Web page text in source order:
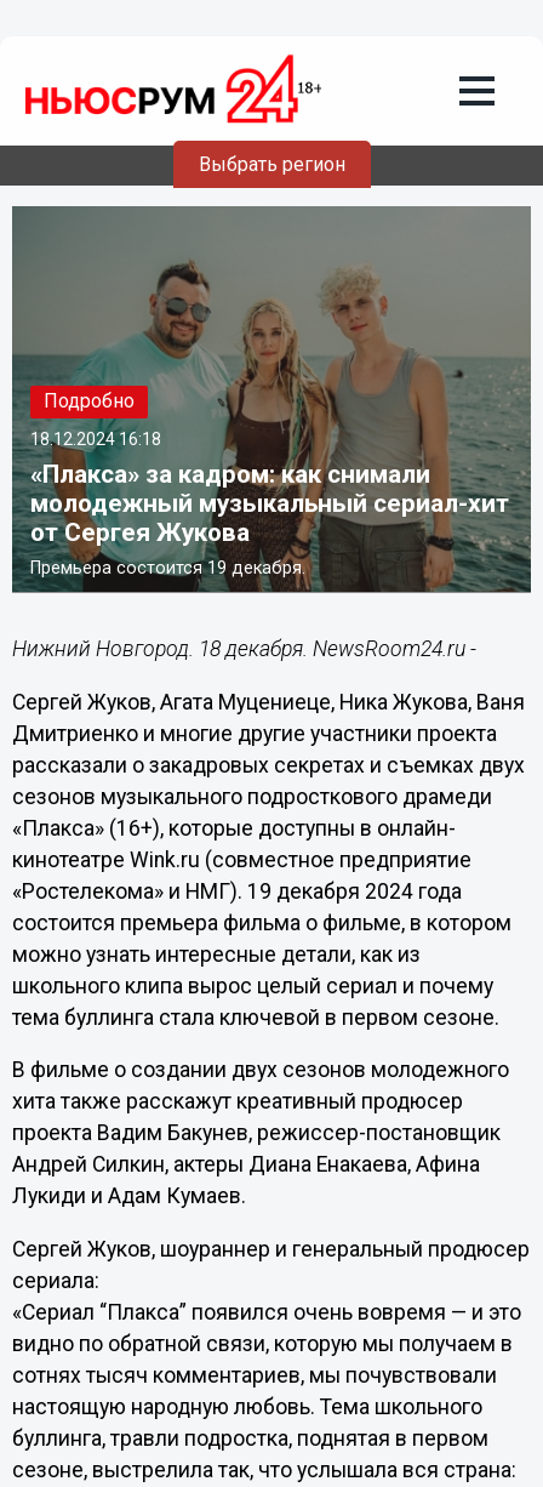
Выбрать регион
Подробно
18.12.2024 16:18
«Плакса» за кадром: как снимали
молодежный музыкальный сериал-хит
от Сергея Жукова
Премьера состоится 19 декабря.
Нижний Новгород. 18 декабря. NewsRoom24.ru -
Сергей Жуков, Агата Муцениеце, Ника Жукова, Ваня
Дмитриенко и многие другие участники проекта
рассказали о закадровых секретах и съемках двух
сезонов музыкального подросткового драмеди
«Плакса» (16+), которые доступны в онлайн-
кинотеатре Wink.ru (совместное предприятие
«Ростелекома» и НМГ). 19 декабря 2024 года
состоится премьера фильма о фильме, в котором
можно узнать интересные детали, как из
школьного клипа вырос целый сериал и почему
тема буллинга стала ключевой в первом сезоне.
В фильме о создании двух сезонов молодежного
хита также расскажут креативный продюсер
проекта Вадим Бакунев, режиссер-постановщик
Андрей Силкин, актеры Диана Енакаева, Афина
Лукиди и Адам Кумаев.
Сергей Жуков, шоураннер и генеральный продюсер
сериала:
«Сериал “Плакса” появился очень вовремя — и это
видно по обратной связи, которую мы получаем в
сотнях тысяч комментариев, мы почувствовали
настоящую народную любовь. Тема школьного
буллинга, травли подростка, поднятая в первом
сезоне, выстрелила так, что услышала вся страна: